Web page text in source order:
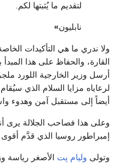
لتقديم ما يُثبتها لكم.
نابليون»
ولا ندري ما هي التأكيدات
أرسل وزير الخارجية اللورد
لرعاياه مزايا السلام الذي
أيضاً إلى مستقبل آمن وهدوء
وعلى هذا فصاحب الجلالة يرى
إمبراطور روسيا الذي قدَّم أقوى
وتولى وليام پت